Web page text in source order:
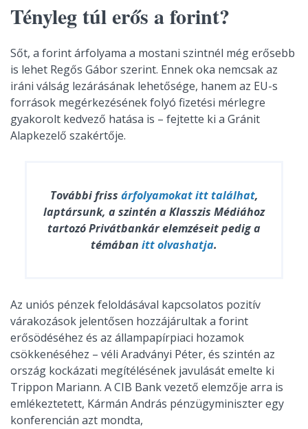
Tényleg túl erős a forint?
Sőt, a forint árfolyama a mostani szintnél még erősebb
is lehet Regős Gábor szerint. Ennek oka nemcsak az
iráni válság lezárásának lehetősége, hanem az EU-s
források megérkezésének folyó fizetési mérlegre
gyakorolt kedvező hatása is – fejtette ki a Gránit
Alapkezelő szakértője.
További friss árfolyamokat itt találhat,
laptársunk, a szintén a Klasszis Médiához
tartozó Privátbankár elemzéseit pedig a
témában itt olvashatja.
Az uniós pénzek feloldásával kapcsolatos pozitív
várakozások jelentősen hozzájárultak a forint
erősödéséhez és az állampapírpiaci hozamok
csökkenéséhez – véli Aradványi Péter, és szintén az
ország kockázati megítélésének javulását emelte ki
Trippon Mariann. A CIB Bank vezető elemzője arra is
emlékeztetett, Kármán András pénzügyminiszter egy
konferencián azt mondta,